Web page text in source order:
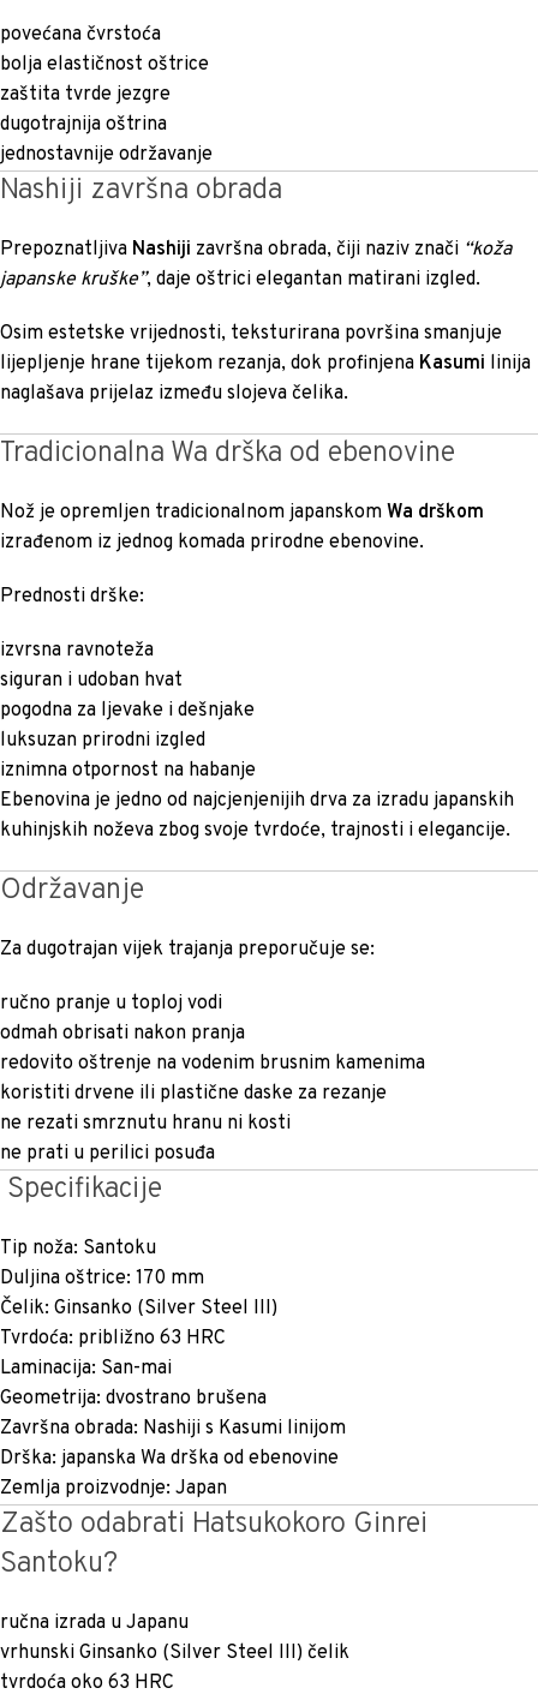
povećana čvrstoća
bolja elastičnost oštrice
zaštita tvrde jezgre
dugotrajnija oštrina
jednostavnije održavanje
Nashiji završna obrada
Prepoznatljiva Nashiji završna obrada, čiji naziv znači “koža
japanske kruške”, daje oštrici elegantan matirani izgled.
Osim estetske vrijednosti, teksturirana površina smanjuje
lijepljenje hrane tijekom rezanja, dok profinjena Kasumi linija
naglašava prijelaz između slojeva čelika.
Tradicionalna Wa drška od ebenovine
Nož je opremljen tradicionalnom japanskom Wa drškom
izrađenom iz jednog komada prirodne ebenovine.
Prednosti drške:
izvrsna ravnoteža
siguran i udoban hvat
pogodna za ljevake i dešnjake
luksuzan prirodni izgled
iznimna otpornost na habanje
Ebenovina je jedno od najcjenjenijih drva za izradu japanskih
kuhinjskih noževa zbog svoje tvrdoće, trajnosti i elegancije.
Održavanje
Za dugotrajan vijek trajanja preporučuje se:
ručno pranje u toploj vodi
odmah obrisati nakon pranja
redovito oštrenje na vodenim brusnim kamenima
koristiti drvene ili plastične daske za rezanje
ne rezati smrznutu hranu ni kosti
ne prati u perilici posuđa
Specifikacije
Tip noža: Santoku
Duljina oštrice: 170 mm
Čelik: Ginsanko (Silver Steel III)
Tvrdoća: približno 63 HRC
Laminacija: San-mai
Geometrija: dvostrano brušena
Završna obrada: Nashiji s Kasumi linijom
Drška: japanska Wa drška od ebenovine
Zemlja proizvodnje: Japan
Zašto odabrati Hatsukokoro Ginrei
Santoku?
ručna izrada u Japanu
vrhunski Ginsanko (Silver Steel III) čelik
tvrdoća oko 63 HRC